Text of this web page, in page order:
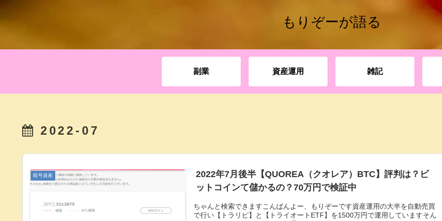
もりぞーが語る
副業 資産運用 雑記
2022-07
暗号資産
2022年7月後半【QUOREA（クオレア）BTC】評判は？ビ
ットコインて儲かるの？70万円で検証中
ちゃんと検索できますこんばんよー、もりぞーです資産運用の大半を自動売買
で行い【トラリピ】と【トライオートETF】を1500万円で運用していますそん